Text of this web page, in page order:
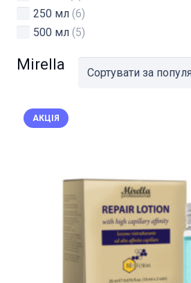
250 мл (6)
500 мл (5)
Mirella
АКЦІЯ